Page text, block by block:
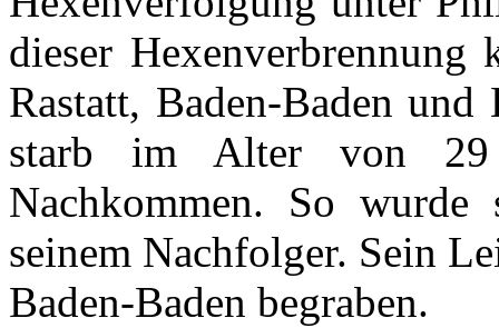
dieser Hexenverbrennung
Rastatt, Baden-Baden und
starb
im Alter von
Nachkommen. Sowurde
seinem Nachfolger. Sein
Baden-Baden begraben.